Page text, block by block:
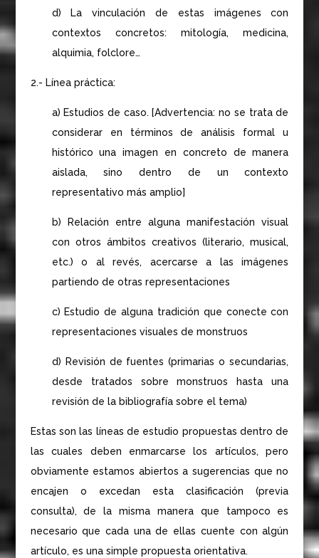
d) La vinculación de estas imágenes con
contextos concretos: mitología, medicina,
alquimia, folclore…
2.- Línea práctica:
a) Estudios de caso. [Advertencia: no se trata de
considerar en términos de análisis formal u
histórico una imagen en concreto de manera
aislada, sino dentro de un contexto
representativo más amplio]
b) Relación entre alguna manifestación visual
con otros ámbitos creativos (literario, musical,
etc.) o al revés, acercarse a las imágenes
partiendo de otras representaciones
c) Estudio de alguna tradición que conecte con
representaciones visuales de monstruos
d) Revisión de fuentes (primarias o secundarias,
desde tratados sobre monstruos hasta una
revisión de la bibliografía sobre el tema)
Estas son las líneas de estudio propuestas dentro de
las cuales deben enmarcarse los artículos, pero
obviamente estamos abiertos a sugerencias que no
encajen o excedan esta clasificación (previa
consulta), de la misma manera que tampoco es
necesario que cada una de ellas cuente con algún
artículo, es una simple propuesta orientativa.